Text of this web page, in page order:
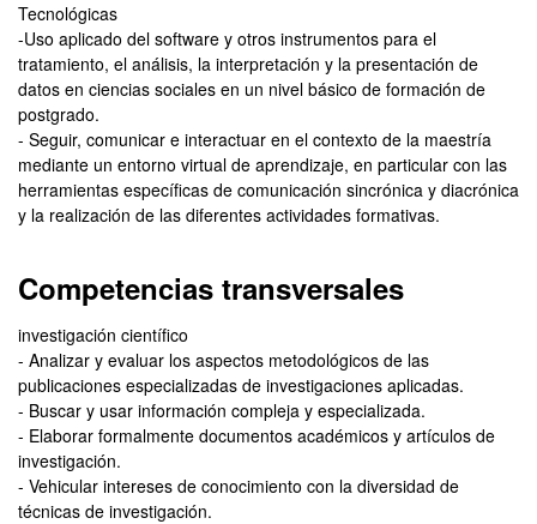
Tecnológicas
-Uso aplicado del software y otros instrumentos para el
tratamiento, el análisis, la interpretación y la presentación de
datos en ciencias sociales en un nivel básico de formación de
postgrado.
- Seguir, comunicar e interactuar en el contexto de la maestría
mediante un entorno virtual de aprendizaje, en particular con las
herramientas específicas de comunicación sincrónica y diacrónica
y la realización de las diferentes actividades formativas.
Competencias transversales
investigación científico
- Analizar y evaluar los aspectos metodológicos de las
publicaciones especializadas de investigaciones aplicadas.
- Buscar y usar información compleja y especializada.
- Elaborar formalmente documentos académicos y artículos de
investigación.
- Vehicular intereses de conocimiento con la diversidad de
técnicas de investigación.